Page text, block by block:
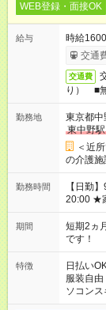
WEB登録・面接OK
給与
時給
交通
交通費
り） ■
勤務地
東京都中
東中野駅
＜近
の介護施
勤務時間
【日勤
20:00 ★
さい。
期間
短期2ヵ
です！
特徴 日払い
服装自由
ソコン